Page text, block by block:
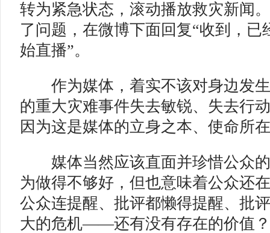
转为紧急状态，滚动播放救灾新闻
了问题，在微博下面回复“收到，已
始直播”。
作为媒体，着实不该对身边发生
的重大灾难事件失去敏锐、失去行
因为这是媒体的立身之本、使命所
媒体当然应该直面并珍惜公众的
为做得不够好，但也意味着公众还
公众连提醒、批评都懒得提醒、批
大的危机——还有没有存在的价值？